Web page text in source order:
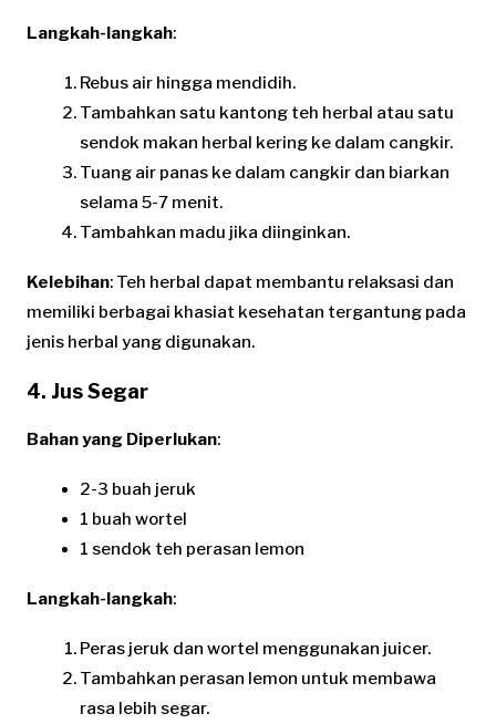
Langkah-langkah:
Rebus air hingga mendidih.
Tambahkan satu kantong teh herbal atau satu
sendok makan herbal kering ke dalam cangkir.
Tuang air panas ke dalam cangkir dan biarkan
selama 5-7 menit.
Tambahkan madu jika diinginkan.
Kelebihan: Teh herbal dapat membantu relaksasi dan
memiliki berbagai khasiat kesehatan tergantung pada
jenis herbal yang digunakan.
4. Jus Segar
Bahan yang Diperlukan:
2-3 buah jeruk
1 buah wortel
1 sendok teh perasan lemon
Langkah-langkah:
Peras jeruk dan wortel menggunakan juicer.
Tambahkan perasan lemon untuk membawa
rasa lebih segar.